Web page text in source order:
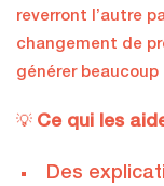
reverront l’autre
changement de
générer beaucoup
💡 Ce qui les
Des